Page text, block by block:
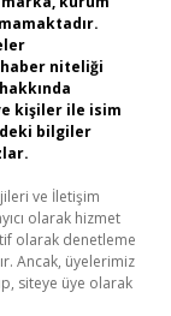
niteliği
kişiler ile isim
bilgiler
ve İletişim
olarak hizmet
olarak denetleme
Ancak, üyelerimiz
siteye üye olarak